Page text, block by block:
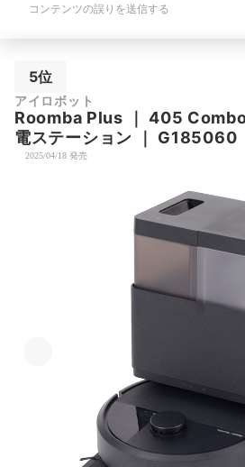
コンテンツの誤りを送信する
5位
アイロボット
Roomba Plus ｜405
電ステーション
G185060
2025/04/18 発売